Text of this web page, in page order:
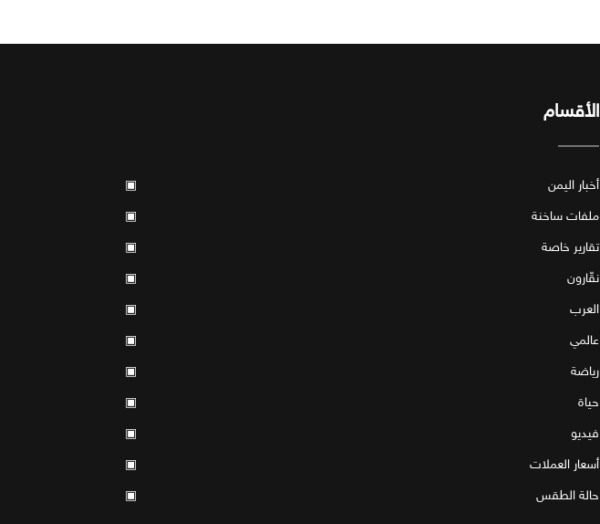
الأقسام
أخبار اليمن
▣
ملفات ساخنة
▣
تقارير خاصة
▣
نقّارون
▣
العرب
▣
عالمي
▣
رياضة
▣
حياة
▣
فيديو
▣
أسعار العملات
▣
حالة الطقس
▣